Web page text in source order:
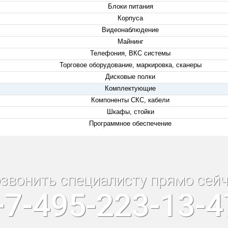
Блоки питания
Корпуса
Видеонаблюдение
Майнинг
Телефония, ВКС системы
Торговое оборудование, маркировка, сканеры
Дисковые полки
Комплектующие
Компоненты СКС, кабели
Шкафы, стойки
Программное обеспечение
специалисту прямо
495-223-13-